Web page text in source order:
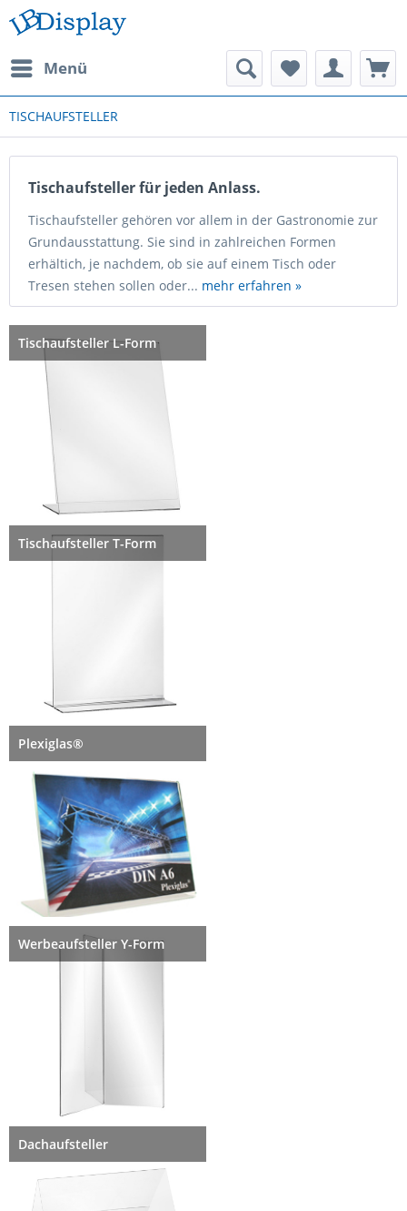
Menü
TISCHAUFSTELLER
Tischaufsteller für jeden Anlass.
Tischaufsteller gehören vor allem in der Gastronomie zur
Grundausstattung. Sie sind in zahlreichen Formen
erhältich, je nachdem, ob sie auf einem Tisch oder
Tresen stehen sollen oder... mehr erfahren »
Tischaufsteller L-Form
Tischaufsteller T-Form
Plexiglas®
Werbeaufsteller Y-Form
Dachaufsteller